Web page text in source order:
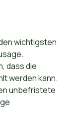
wichtigsten
dass die
werden kann.
unbefristete